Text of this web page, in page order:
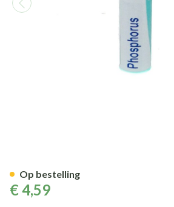
€ 4,59
Op bestelling